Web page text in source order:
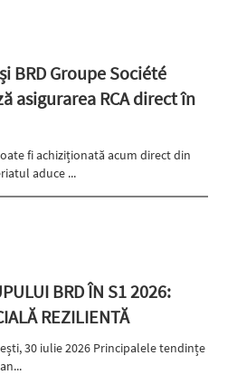
BRD Groupe Société
asigurarea RCA direct în
fi achiziționată acum direct din
aduce ...
BRD ÎN S1 2026:
REZILIENTĂ
30 iulie 2026 Principalele tendințe